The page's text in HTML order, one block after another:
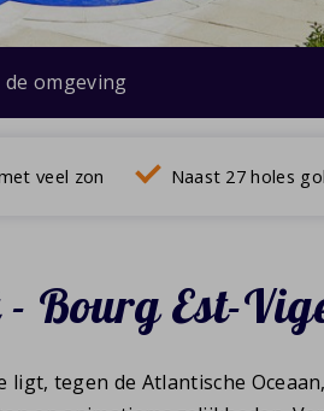
de omgeving
veel zon Naast 27 holes
Bourg Est-
tegen de Atlantische